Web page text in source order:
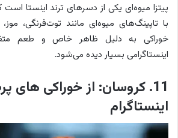
پیتزا میوه‌ای یکی از دسرهای ترند اینستا است
با تاپینگ‌های میوه‌ای مانند توت‌فرنگی،
خوراکی به دلیل ظاهر خاص و طعم
اینستاگرامی بسیار دیده می‌شود.
11. کروسان: از خوراکی های
اینستاگرام